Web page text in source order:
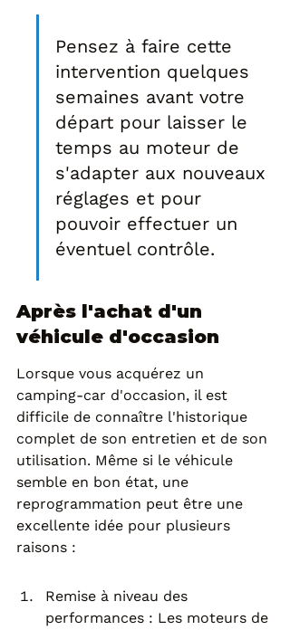
Pensez à faire cette
intervention quelques
semaines avant votre
départ pour laisser le
temps au moteur de
s'adapter aux nouveaux
réglages et pour
pouvoir effectuer un
éventuel contrôle.
Après l'achat d'un
véhicule d'occasion
Lorsque vous acquérez un
camping-car d'occasion, il est
difficile de connaître l'historique
complet de son entretien et de son
utilisation. Même si le véhicule
semble en bon état, une
reprogrammation peut être une
excellente idée pour plusieurs
raisons :
Remise à niveau des
performances : Les moteurs de